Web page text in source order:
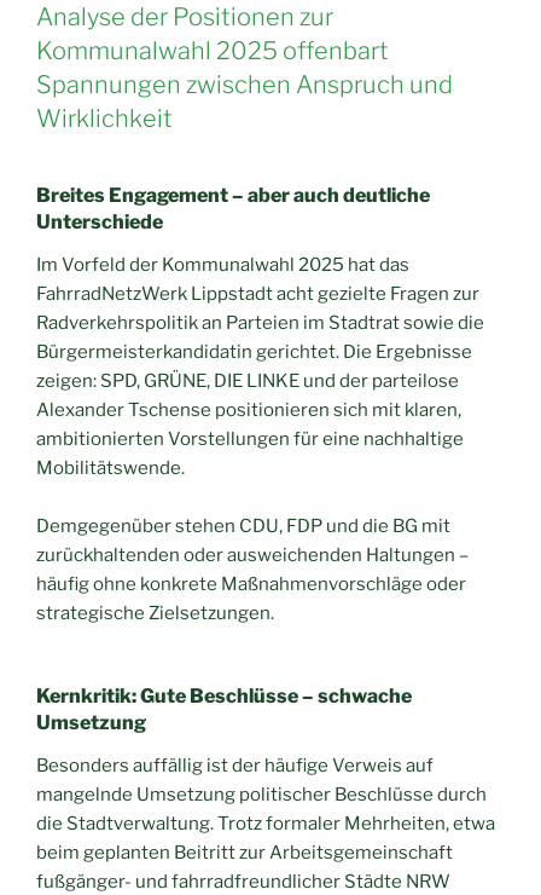
Analyse der Positionen zur
Kommunalwahl 2025 offenbart
Spannungen zwischen Anspruch und
Wirklichkeit
Breites Engagement – aber auch deutliche
Unterschiede
Im Vorfeld der Kommunalwahl 2025 hat das
FahrradNetzWerk Lippstadt acht gezielte Fragen zur
Radverkehrspolitik an Parteien im Stadtrat sowie die
Bürgermeisterkandidatin gerichtet. Die Ergebnisse
zeigen: SPD, GRÜNE, DIE LINKE und der parteilose
Alexander Tschense positionieren sich mit klaren,
ambitionierten Vorstellungen für eine nachhaltige
Mobilitätswende.
Demgegenüber stehen CDU, FDP und die BG mit
zurückhaltenden oder ausweichenden Haltungen –
häufig ohne konkrete Maßnahmenvorschläge oder
strategische Zielsetzungen.
Kernkritik: Gute Beschlüsse – schwache
Umsetzung
Besonders auffällig ist der häufige Verweis auf
mangelnde Umsetzung politischer Beschlüsse durch
die Stadtverwaltung. Trotz formaler Mehrheiten, etwa
beim geplanten Beitritt zur Arbeitsgemeinschaft
fußgänger- und fahrradfreundlicher Städte NRW